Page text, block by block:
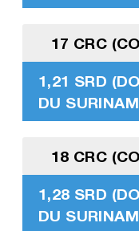
17 CRC
1,21 SRD
DU
18 CRC
1,28 SRD
DU